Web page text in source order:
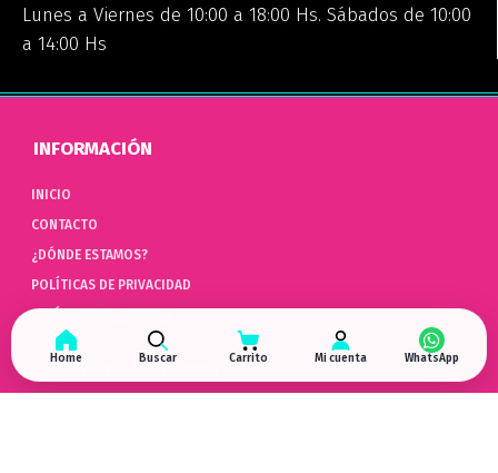
Lunes a Viernes de 10:00 a 18:00 Hs. Sábados de 10:00
a 14:00 Hs
INFORMACIÓN
INICIO
CONTACTO
¿DÓNDE ESTAMOS?
POLÍTICAS DE PRIVACIDAD
POLÍTICAS DE COOKIES
AYUDA
Home Buscar Carrito Mi cuenta